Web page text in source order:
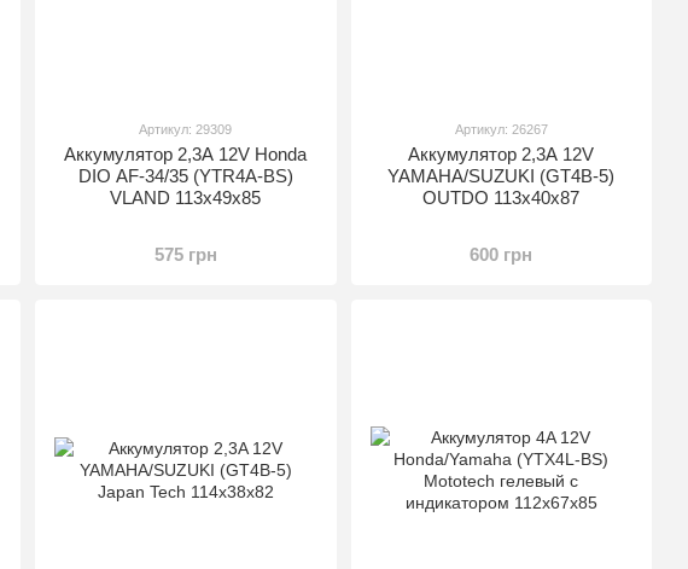
Артикул: 29309
Аккумулятор 2,3A 12V Honda
DIO AF-34/35 (YTR4A-BS)
VLAND 113x49x85
575 грн
Артикул: 26267
Аккумулятор 2,3A 12V
YAMAHA/SUZUKI (GT4B-5)
OUTDO 113х40х87
600 грн